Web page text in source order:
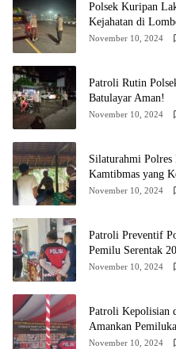
Polsek Kuripan
Kejahatan di
November 10, 2024
Patroli Rutin
Batulayar Aman!
November 10, 2024
Silaturahmi
Kamtibmas yang
November 10, 2024
Patroli Preventif
Pemilu Serentak
November 10, 2024
Patroli Kepolisian
Amankan
November 10, 2024